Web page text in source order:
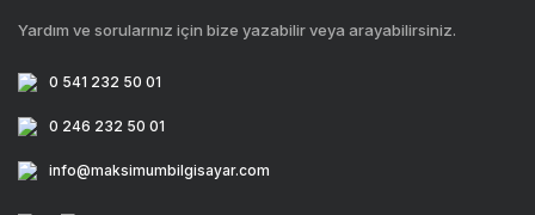
Yardım ve sorularınız için bize yazabilir veya arayabilirsiniz.
0 541 232 50 01
0 246 232 50 01
info@maksimumbilgisayar.com